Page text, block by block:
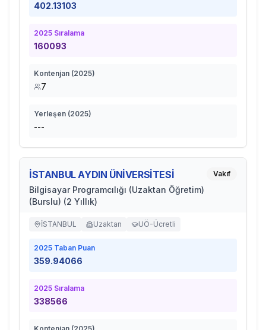
402.13103
2025 Sıralama
160093
Kontenjan (2025)
7
Yerleşen (2025)
---
İSTANBUL AYDIN ÜNİVERSİTESİ
Bilgisayar Programcılığı (Uzaktan Öğretim)
(Burslu) (2 Yıllık)
Vakıf
İSTANBUL Uzaktan UÖ-Ücretli
2025 Taban Puan
359.94066
2025 Sıralama
338566